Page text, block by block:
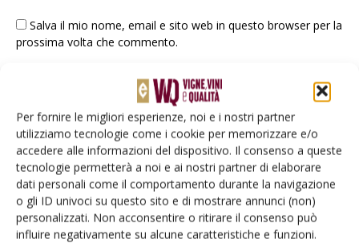
Per fornire le migliori esperienze, noi e i nostri partner
utilizziamo tecnologie come i cookie per memorizzare e/o
accedere alle informazioni del dispositivo. Il consenso a queste
tecnologie permetterà a noi e ai nostri partner di elaborare
dati personali come il comportamento durante la navigazione
o gli ID univoci su questo sito e di mostrare annunci (non)
personalizzati. Non acconsentire o ritirare il consenso può
influire negativamente su alcune caratteristiche e funzioni.
Salva il mio nome, email e sito web in questo browser per la
prossima volta che commento.
E-magazine
Tecniche, prodotti e servizi dalle aziende